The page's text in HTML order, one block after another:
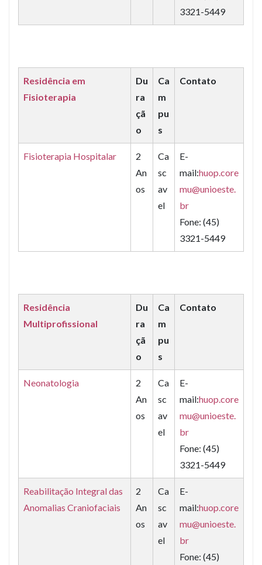
3321-5449
Residência em
Fisioterapia
Du
ra
çã
o
Ca
m
pu
s
Contato
Fisioterapia Hospitalar
2
An
os
Ca
sc
av
el
E-
mail:huop.core
mu@unioeste.
br
Fone: (45)
3321-5449
Residência
Multiprofissional
Du
ra
çã
o
Ca
m
pu
s
Contato
Neonatologia
2
An
os
Ca
sc
av
el
E-
mail:huop.core
mu@unioeste.
br
Fone: (45)
3321-5449
Reabilitação Integral das
Anomalias Craniofaciais
2
An
os
Ca
sc
av
el
E-
mail:huop.core
mu@unioeste.
br
Fone: (45)